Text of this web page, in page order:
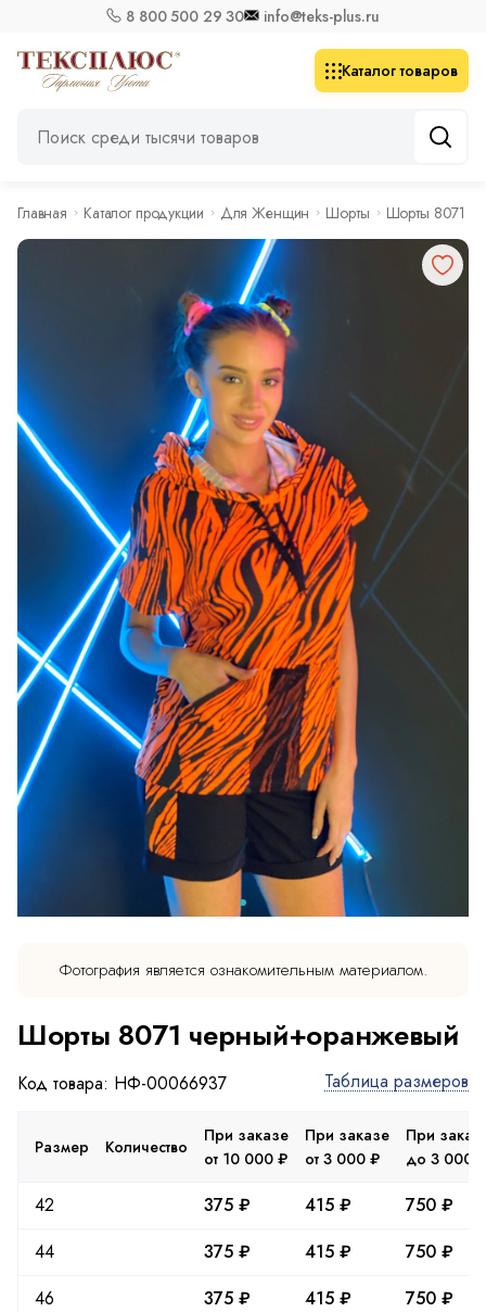
8 800 500 29 30 info@teks-plus.ru
Каталог товаров
Главная Каталог продукции Для Женщин Шорты Шорты 8071
Фотография является ознакомительным материалом.
Шорты 8071 черный+оранжевый
Код товара: НФ-00066937 Таблица размеров
Размер Количество
При заказе
от 10 000 ₽
При заказе
от 3 000 ₽
При
до 3 000 ₽
42 375 ₽ 415 ₽
750 ₽
44
375 ₽ 415 ₽
750 ₽
46
375 ₽ 415 ₽
750 ₽